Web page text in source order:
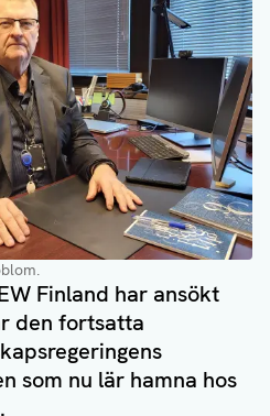
Finland har ansökt
den fortsatta
som nu lär hamna hos